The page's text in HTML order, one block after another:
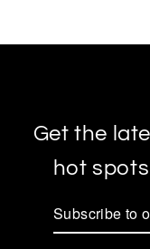
Get the
hot
Subscribe